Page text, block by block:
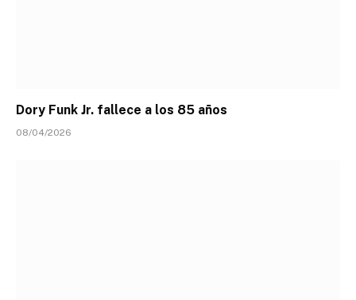
Dory Funk Jr. fallece a los 85 años
08/04/2026